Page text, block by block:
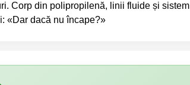
Corp din polipropilenă, linii fluide și sistem
«Dar dacă nu încape?»